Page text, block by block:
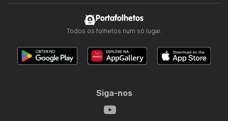
Portafolhetos
Todos os folhetos num só lugar.
Siga-nos